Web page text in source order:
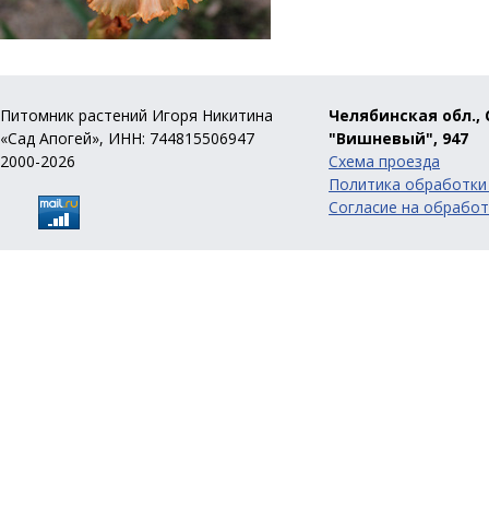
Питомник растений Игоря Никитина
«Сад Апогей», ИНН: 744815506947
2000-2026
Челябинская обл.,
"Вишневый", 947
Схема проезда
Политика
Согласие на